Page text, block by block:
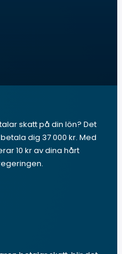
skatt på din lön? Det
dig 37 000 kr. Med
10 kr av dina hårt